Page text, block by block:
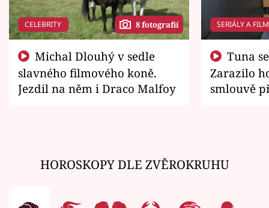
CELEBRITY 8 fotografií
slavného filmového koně.
Jezdil na něm i Draco Malfoy
SERIÁLY A
Zarazilo
smlouvě
HOROSKOPY DLE ZVĚROKRUHU